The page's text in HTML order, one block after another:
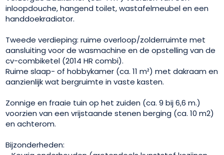
inloopdouche, hangend toilet, wastafelmeubel en een
handdoekradiator.
Tweede verdieping: ruime overloop/zolderruimte met
aansluiting voor de wasmachine en de opstelling van de
cv-combiketel (2014 HR combi).
Ruime slaap- of hobbykamer (ca. 11 m²) met dakraam en
aanzienlijk wat bergruimte in vaste kasten.
Zonnige en fraaie tuin op het zuiden (ca. 9 bij 6,6 m.)
voorzien van een vrijstaande stenen berging (ca. 10 m2)
en achterom.
Bijzonderheden: